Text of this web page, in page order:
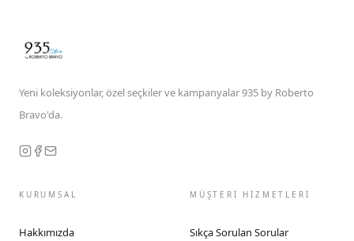
Yeni koleksiyonlar, özel seçkiler ve kampanyalar 935 by Roberto
Bravo'da.
KURUMSAL
Hakkımızda
MÜŞTERİ HİZMETLERİ
Sıkça Sorulan Sorular